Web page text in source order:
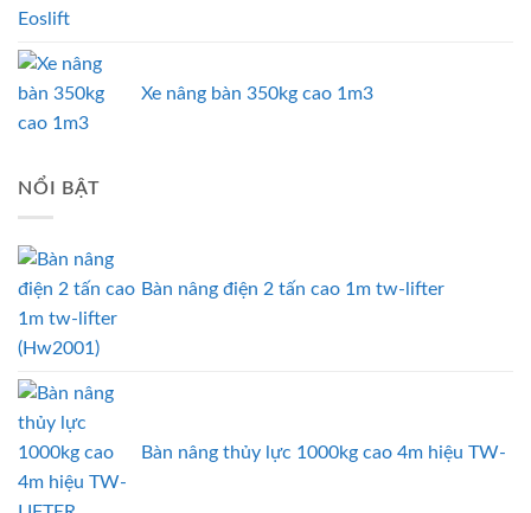
Xe nâng bàn 350kg cao 1m3
NỔI BẬT
Bàn nâng điện 2 tấn cao 1m tw-lifter
(Hw2001)
Bàn nâng thủy lực 1000kg cao 4m hiệu TW-